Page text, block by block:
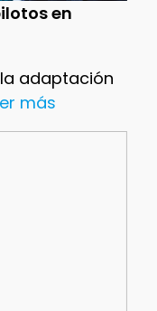
en
adaptación
más